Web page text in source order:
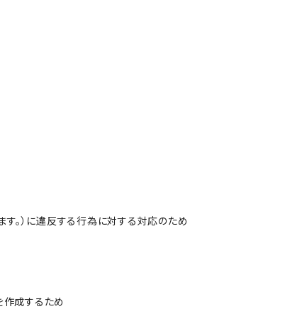
す。）に違反する行為に対する対応のため
作成するため